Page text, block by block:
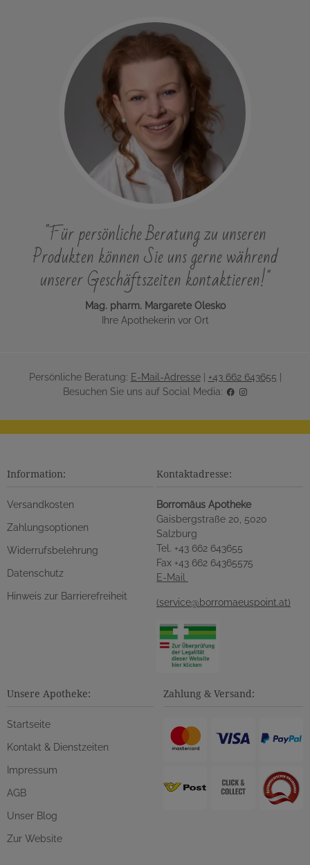
"Für persönliche Beratung zu unseren
Produkten können Sie uns gerne während
unserer Geschäftszeiten kontaktieren!"
Mag. pharm. Margarete Olesko
Ihre Apothekerin vor Ort
Persönliche Beratung: E-Mail-Adresse| +43 662 643655
Besuchen Sie uns auf Social Media:
Information:
Versandkosten
Zahlungsoptionen
Widerrufsbelehrung
Datenschutz
Hinweis zur Barrierefreiheit
Kontaktadresse:
Borromäus Apotheke
Gaisbergstraße 20, 5020
Salzburg
Tel. +43 662 643655
Fax +43 662 64365575
E-Mail
(service@borromaeuspoint.at)
Unsere Apotheke:
Startseite
Kontakt & Dienstzeiten
Impressum
AGB
Unser Blog
Zur Website
Zahlung & Versand: